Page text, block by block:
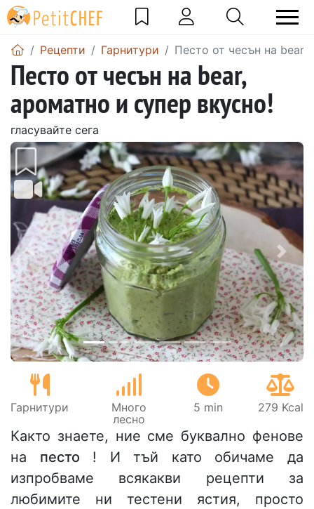
Рецепти Гарнитури Песто от чесън на bear,
Песто от чесън на bear,
ароматно и супер вкусно!
гласувайте сега
Предишен
Гарнитури
Много
лесно
5 min 279 Kcal
Както знаете, ние сме буквално фенове
на песто ! И тъй като обичаме да
изпробваме всякакви рецепти за
любимите ни тестени ястия, просто